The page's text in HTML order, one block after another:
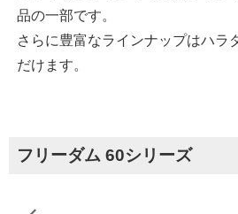
品の一部です。
さらに豊富なラインナップはハラ
だけます。
フリーダム 60シリーズ